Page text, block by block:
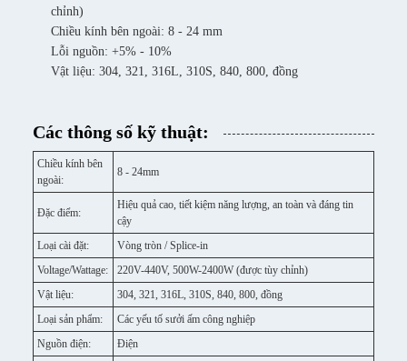
chỉnh)
Chiều kính bên ngoài: 8 - 24 mm
Lỗi nguồn: +5% - 10%
Vật liệu: 304, 321, 316L, 310S, 840, 800, đồng
Các thông số kỹ thuật:
Chiều kính bên
ngoài:
8 - 24mm
Đặc điểm:
Hiệu quả cao, tiết kiệm năng lượng, an toàn và đáng tin
cậy
Loại cài đặt:
Vòng tròn / Splice-in
Voltage/Wattage:
220V-440V, 500W-2400W (được tùy chỉnh)
Vật liệu:
304, 321, 316L, 310S, 840, 800, đồng
Loại sản phẩm:
Các yếu tố sưởi ấm công nghiệp
Nguồn điện:
Điện